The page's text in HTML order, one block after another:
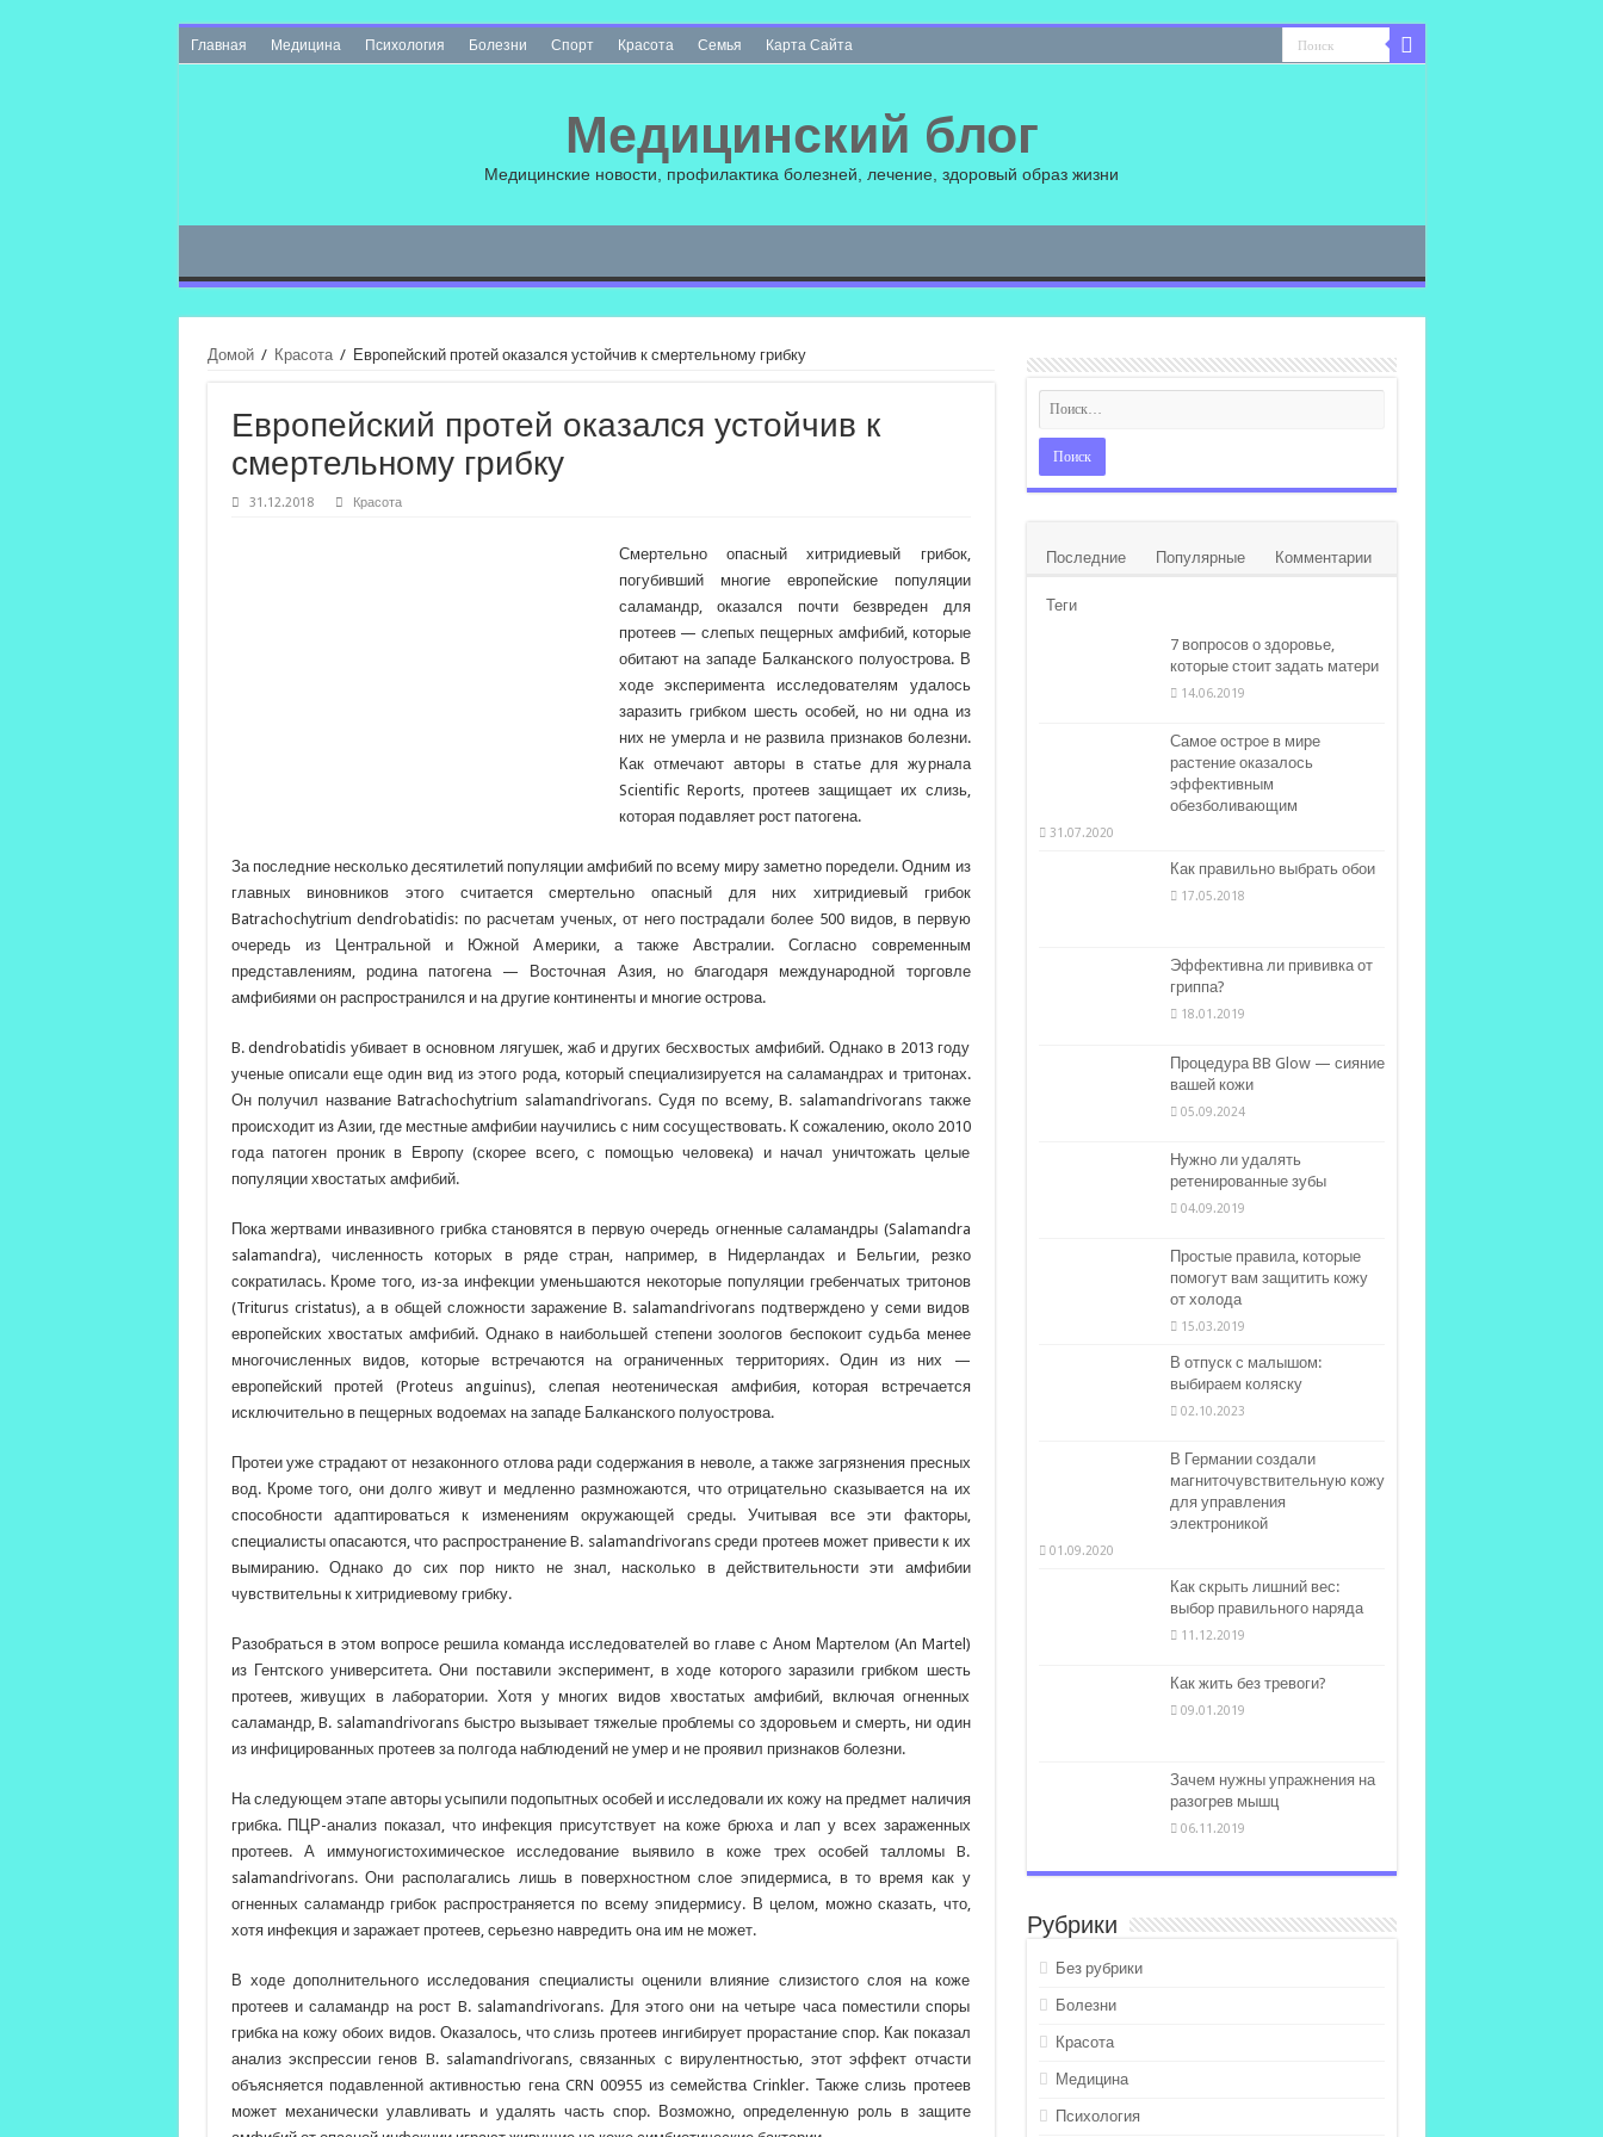
Главная Медицина Психология Болезни Спорт Красота Семья Карта Сайта
Медицинский блог
Медицинские новости, профилактика болезней, лечение, здоровый образ жизни
Домой / Красота / Европейский протей оказался устойчив к смертельному грибку
Европейский протей оказался устойчив к
смертельному грибку
31.12.2018 Красота
Смертельно опасный хитридиевый грибок,
погубивший многие европейские популяции
саламандр, оказался почти безвреден для
протеев — слепых пещерных амфибий, которые
обитают на западе Балканского полуострова. В
ходе эксперимента исследователям удалось
заразить грибком шесть особей, но ни одна из
них не умерла и не развила признаков болезни.
Как отмечают авторы в статье для журнала
Scientific Reports, протеев защищает их слизь,
которая подавляет рост патогена.
За последние несколько десятилетий популяции амфибий по всему миру заметно поредели. Одним из
главных виновников этого считается смертельно опасный для них хитридиевый грибок
Batrachochytrium dendrobatidis: по расчетам ученых, от него пострадали более 500 видов, в первую
очередь из Центральной и Южной Америки, а также Австралии. Согласно современным
представлениям, родина патогена — Восточная Азия, но благодаря международной торговле
амфибиями он распространился и на другие континенты и многие острова.
B. dendrobatidis убивает в основном лягушек, жаб и других бесхвостых амфибий. Однако в 2013 году
ученые описали еще один вид из этого рода, который специализируется на саламандрах и тритонах.
Он получил название Batrachochytrium salamandrivorans. Судя по всему, B. salamandrivorans также
происходит из Азии, где местные амфибии научились с ним сосуществовать. К сожалению, около 2010
года патоген проник в Европу (скорее всего, с помощью человека) и начал уничтожать целые
популяции хвостатых амфибий.
Пока жертвами инвазивного грибка становятся в первую очередь огненные саламандры (Salamandra
salamandra), численность которых в ряде стран, например, в Нидерландах и Бельгии, резко
сократилась. Кроме того, из-за инфекции уменьшаются некоторые популяции гребенчатых тритонов
(Triturus cristatus), а в общей сложности заражение B. salamandrivorans подтверждено у семи видов
европейских хвостатых амфибий. Однако в наибольшей степени зоологов беспокоит судьба менее
многочисленных видов, которые встречаются на ограниченных территориях. Один из них —
европейский протей (Proteus anguinus), слепая неотеническая амфибия, которая встречается
исключительно в пещерных водоемах на западе Балканского полуострова.
Протеи уже страдают от незаконного отлова ради содержания в неволе, а также загрязнения пресных
вод. Кроме того, они долго живут и медленно размножаются, что отрицательно сказывается на их
способности адаптироваться к изменениям окружающей среды. Учитывая все эти факторы,
специалисты опасаются, что распространение B. salamandrivorans среди протеев может привести к их
вымиранию. Однако до сих пор никто не знал, насколько в действительности эти амфибии
чувствительны к хитридиевому грибку.
Разобраться в этом вопросе решила команда исследователей во главе с Аном Мартелом (An Martel)
из Гентского университета. Они поставили эксперимент, в ходе которого заразили грибком шесть
протеев, живущих в лаборатории. Хотя у многих видов хвостатых амфибий, включая огненных
саламандр, B. salamandrivorans быстро вызывает тяжелые проблемы со здоровьем и смерть, ни один
из инфицированных протеев за полгода наблюдений не умер и не проявил признаков болезни.
На следующем этапе авторы усыпили подопытных особей и исследовали их кожу на предмет наличия
грибка. ПЦР-анализ показал, что инфекция присутствует на коже брюха и лап у всех зараженных
протеев. А иммуногистохимическое исследование выявило в коже трех особей талломы B.
salamandrivorans. Они располагались лишь в поверхностном слое эпидермиса, в то время как у
огненных саламандр грибок распространяется по всему эпидермису. В целом, можно сказать, что,
хотя инфекция и заражает протеев, серьезно навредить она им не может.
В ходе дополнительного исследования специалисты оценили влияние слизистого слоя на коже
протеев и саламандр на рост B. salamandrivorans. Для этого они на четыре часа поместили споры
грибка на кожу обоих видов. Оказалось, что слизь протеев ингибирует прорастание спор. Как показал
анализ экспрессии генов B. salamandrivorans, связанных с вирулентностью, этот эффект отчасти
объясняется подавленной активностью гена CRN 00955 из семейства Crinkler. Также слизь протеев
может механически улавливать и удалять часть спор. Возможно, определенную роль в защите
Последние Популярные Комментарии
Теги
7 вопросов о здоровье,
которые стоит задать матери
14.06.2019
Самое острое в мире
растение оказалось
эффективным
обезболивающим
31.07.2020
Как правильно выбрать обои
17.05.2018
Эффективна ли прививка от
гриппа?
18.01.2019
Процедура BB Glow — сияние
вашей кожи
05.09.2024
Нужно ли удалять
ретенированные зубы
04.09.2019
Простые правила, которые
помогут вам защитить кожу
от холода
15.03.2019
В отпуск с малышом:
выбираем коляску
02.10.2023
В Германии создали
магниточувствительную кожу
для управления
электроникой
01.09.2020
Как скрыть лишний вес:
выбор правильного наряда
11.12.2019
Как жить без тревоги?
09.01.2019
Зачем нужны упражнения на
разогрев мышц
06.11.2019
Рубрики
Без рубрики
Болезни
Красота
Медицина
Психология